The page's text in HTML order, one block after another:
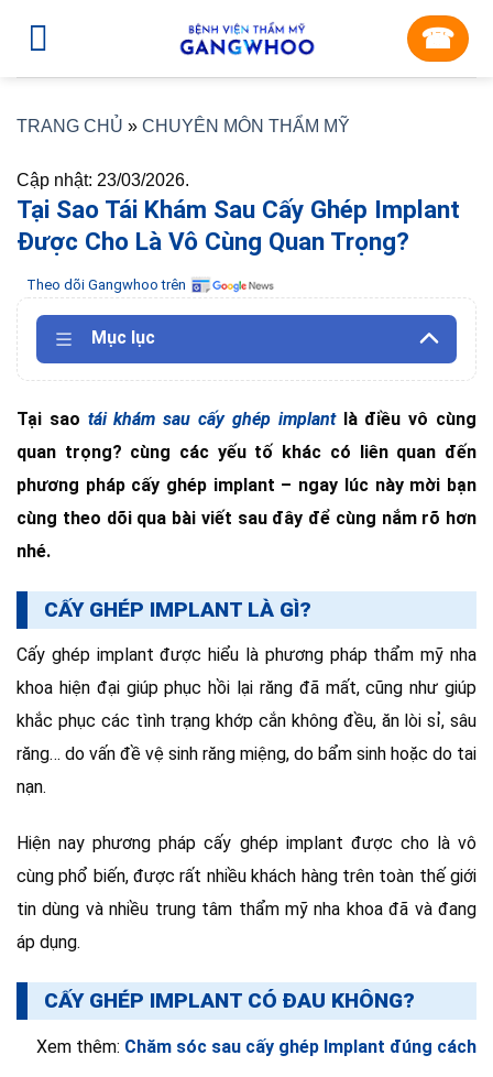
☎︎
TRANG CHỦ » CHUYÊN MÔN THẨM MỸ
Cập nhật: 23/03/2026.
Tại Sao Tái Khám Sau Cấy Ghép Implant
Được Cho Là Vô Cùng Quan Trọng?
Theo dõi Gangwhoo trên
Mục lục
Tại sao tái khám sau cấy ghép implant là điều vô cùng
quan trọng? cùng các yếu tố khác có liên quan đến
phương pháp cấy ghép implant – ngay lúc này mời bạn
cùng theo dõi qua bài viết sau đây để cùng nắm rõ hơn
nhé.
CẤY GHÉP IMPLANT LÀ GÌ?
Cấy ghép implant được hiểu là phương pháp thẩm mỹ nha
khoa hiện đại giúp phục hồi lại răng đã mất, cũng như giúp
khắc phục các tình trạng khớp cắn không đều, ăn lòi sỉ, sâu
răng… do vấn đề vệ sinh răng miệng, do bẩm sinh hoặc do tai
nạn.
Hiện nay phương pháp cấy ghép implant được cho là vô
cùng phổ biến, được rất nhiều khách hàng trên toàn thế giới
tin dùng và nhiều trung tâm thẩm mỹ nha khoa đã và đang
áp dụng.
CẤY GHÉP IMPLANT CÓ ĐAU KHÔNG?
Xem thêm: Chăm sóc sau cấy ghép Implant đúng cách